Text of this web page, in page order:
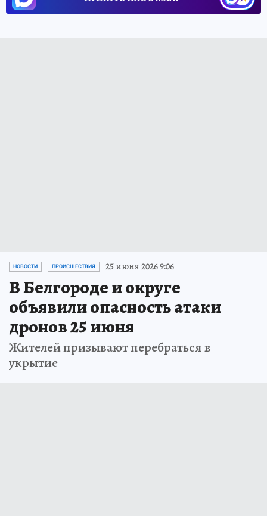
НОВОСТИ ПРОИСШЕСТВИЯ 25 июня 2026 9:06
В Белгороде и округе
объявили опасность атаки
дронов 25 июня
Жителей призывают перебраться в
укрытие